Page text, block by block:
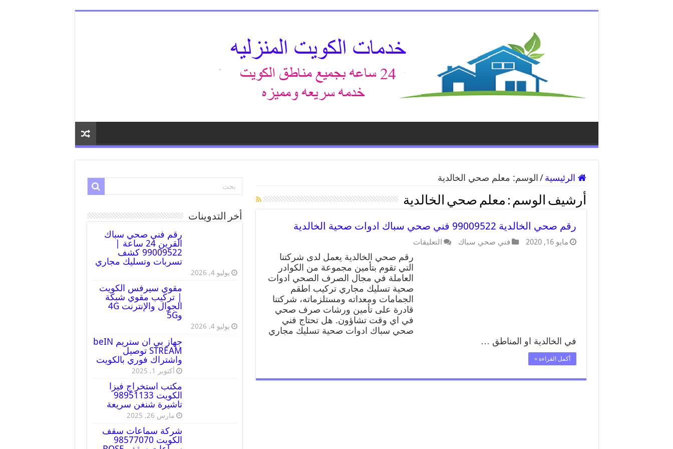
الرئيسية / الوسم: معلم صحي الخالدية
أرشيف الوسم : معلم صحي الخالدية
رقم صحي الخالدية 99009522 فني صحي سباك ادوات صحية الخالدية
مايو 16, 2020 فني صحي سباك التعليقات
رقم صحي الخالدية يعمل لدى شركتنا
التي تقوم بتأمين مجموعة من الكوادر
العاملة في مجال الصرف الصحي ادوات
صحية تسليك مجاري تركيب اطقم
الجمامات ومعداته ومستلزماته، شركتنا
قادرة على تأمين ورشات صرف صحي
في اي وقت تشاؤون. هل تحتاج فني
صحي سباك ادوات صحية تسليك مجاري
في الخالدية او المناطق …
أكمل القراءة »
أخر التدوينات
رقم فني صحي سباك
القرين 24 ساعة |
99009522 كشف
تسربات وتسليك مجاري
يوليو 4, 2026
مقوي سيرفس الكويت
| تركيب مقوي شبكة
الجوال والإنترنت 4G
و5G
يوليو 4, 2026
جهاز بي ان ستريم beIN
STREAM توصيل
واشتراك فوري بالكويت
أكتوبر 1, 2025
مكتب استخراج فيزا
الكويت 98951133
تاشيرة شنغن سريعة
مارس 26, 2025
شركة سماعات سقف
الكويت 98577070